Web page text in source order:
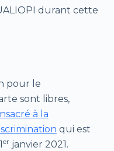
durant cette
pour le
sont libres,
à la
qui est
erjanvier 2021.